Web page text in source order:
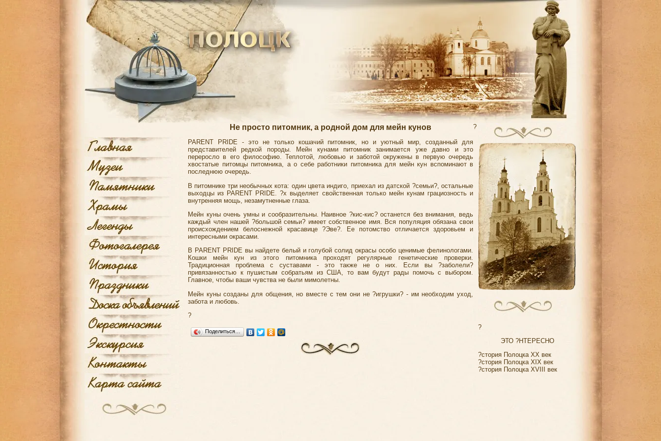
Не просто питомник, а родной дом для мейн кунов
PARENT PRIDE - это не только кошачий питомник, но и уютный мир, созданный для
представителей редкой породы. Мейн кунами питомник занимается уже давно и это
переросло в его философию. Теплотой, любовью и заботой окружены в первую очередь
хвостатые питомцы питомника, а о себе работники питомника для мейн кун вспоминают в
последнюю очередь.
В питомнике три необычных кота: один цвета индиго, приехал из датской ?семьи?, остальные
выходцы из PARENT PRIDE. ?х выделяет свойственная только мейн кунам грациозность и
внутренняя мощь, незамутненные глаза.
Мейн куны очень умны и сообразительны. Наивное ?кис-кис? останется без внимания, ведь
каждый член нашей ?большой семьи? имеет собственное имя. Вся популяция обязана свои
происхождением белоснежной красавице ?Эве?. Ее потомство отличается здоровьем и
интересными окрасами.
В PARENT PRIDE вы найдете белый и голубой солид окрасы особо ценимые фелинологами.
Кошки мейн кун из этого питомника проходят регулярные генетические проверки.
Традиционная проблема с суставами - это также не о них. Если вы ?заболели?
привязанностью к пушистым собратьям из США, то вам будут рады помочь с выбором.
Главное, чтобы ваши чувства не были мимолетны.
Мейн куны созданы для общения, но вместе с тем они не ?игрушки? - им необходим уход,
забота и любовь.
?
Поделиться…
?
?
ЭТО ?НТЕРЕСНО
?стория Полоцка XX век
?стория Полоцка XIX век
?стория Полоцка XVIII век